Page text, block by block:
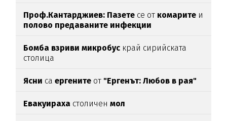
Проф.Кантарджиев: Пазете се от комарите и
полово предаваните инфекции
Бомба взриви микробус край сирийската
столица
Ясни са ергените от "Ергенът: Любов в рая"
Евакуираха столиченмол